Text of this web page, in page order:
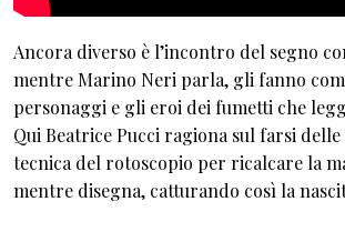
Ancora diverso è l’incontro del segno
mentre Marino Neri parla, gli fanno
personaggi e gli eroi dei fumetti che
Qui Beatrice Pucci ragiona sul farsi
tecnica del rotoscopio per ricalcare la
mentre disegna, catturando così la